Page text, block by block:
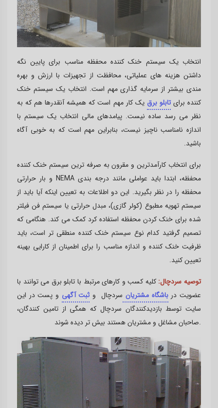
انتخاب یک سیستم خنک کننده محفظه مناسب برای پایین نگه
داشتن هزینه های عملیاتی، محافظت از تجهیزات با ارزش و بهره
مندی بیشتر از سرمایه گذاری مهم است. انتخاب یک سیستم خنک
کننده برایتابلو برق یک کار مهم است که همیشه آنقدرها هم که به
نظر می رسد ساده نیست. پیامدهای مالی انتخاب یک سیستم با
اندازه نامناسب ناچیز نیست، بنابراین مهم است که به خوبی آگاه
باشید.
برای انتخاب کارآمدترین و مقرون به صرفه ترین سیستم خنک کننده
محفظه، ابتدا باید عواملی مانند درجه بندی NEMA و بار حرارتی
محفظه را در نظر بگیرید. این دو اطلاعات به تعیین اینکه آیا باید از
سیستم تهویه مطبوع (کولر گازی)، مبدل حرارتی یا سیستم فن فیلتر
شده برای خنک کردن محفظه استفاده کرد کمک می کند. هنگامی که
تصمیم گرفتید کدام نوع سیستم خنک کننده منطقی تر است، باید
ظرفیت خنک کننده و اندازه مناسب را برای اطمینان از کارایی بهینه
تعیین کنید.
توصیه سردچال: کلیه کسب و کارهای مرتبط با تابلو برق می توانند با
عضویت درباشگاه مشتریان سردچال و ثبت آگهی و پست در این
سایت توسط بازدیدکنندگان سردچال که همگی از تامین کنندگان،
صاحبان مشاغل و مشتریان هستند بیش تر دیده شوند.